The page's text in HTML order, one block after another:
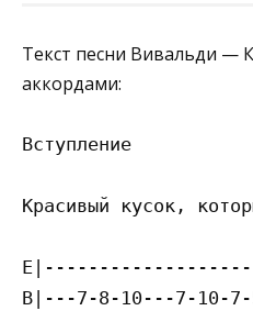
Текст песни Вивальди —
аккордами:
Вступление
Красивый кусок,
B|---7-8-10---7-10-